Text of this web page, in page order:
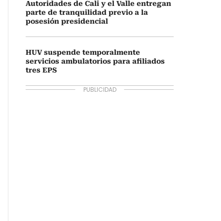
Autoridades de Cali y el Valle entregan
parte de tranquilidad previo a la
posesión presidencial
HUV suspende temporalmente
servicios ambulatorios para afiliados
tres EPS